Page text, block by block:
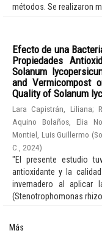
métodos. Se realizaron
Efecto de una
Propiedades
Solanum
and Vermicompost
Quality of Solanum
Lara Capistrán, Liliana;
Aquino Bolaños, Elia
Montiel, Luis Guillermo (
C.
2024)
"El presente estudio
antioxidante y la
invernadero al aplicar
(Stenotrophomonas
Más